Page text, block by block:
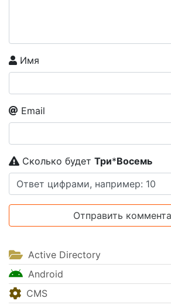
Имя
Email
Сколько будет Tpи*Boceмь
Active Directory
Android
CMS